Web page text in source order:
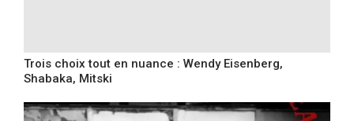
Trois choix tout en nuance : Wendy Eisenberg,
Shabaka, Mitski